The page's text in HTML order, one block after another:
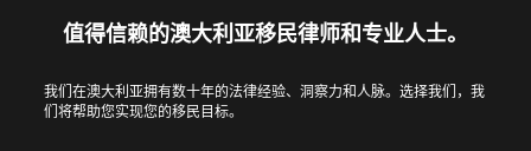
值得信赖的澳大利亚移民律师和专业人士。
我们在澳大利亚拥有数十年的法律经验、洞察力和人脉。选择我们，我
们将帮助您实现您的移民目标。